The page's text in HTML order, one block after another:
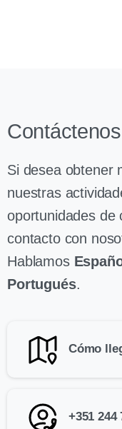
Contáctenos
Si desea obtener
nuestras
oportunidades de
contacto con
Hablamos
Portugués.
Cómo
+351 244